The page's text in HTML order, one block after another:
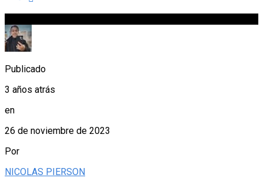
Publicado
3 años atrás
en
26 de noviembre de 2023
Por
NICOLAS PIERSON